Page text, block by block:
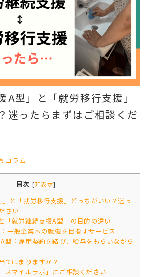
A型」と「就労移行支援」
迷ったらまずはご相談くだ
コラム
目次 [非表示]
」と「就労移行支援」どっちがいい？迷っ
さい
「就労継続支援A型」の目的の違い
一般企業への就職を目指すサービス
型：雇用契約を結び、給与をもらいながら
てはまりますか？
スマイルラボ」にご相談ください